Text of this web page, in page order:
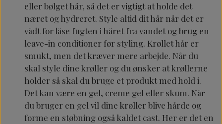
eller bølget hår, så det er vigtigt at holde det
næret og hydreret. Style altid dit hår når det er
vådt for låse fugten i håret fra vandet og brug en
leave-in conditioner før styling. Krøllet hår er
smukt, men det kræver mere arbejde. Når du
skal style dine krøller og du ønsker at krøllerne
holder så skal du bruge et produkt med hold i.
Det kan være en gel, creme gel eller skum. Når
du bruger en gel vil dine krøller blive hårde og
forme en støbning også kaldet cast. Her er det en